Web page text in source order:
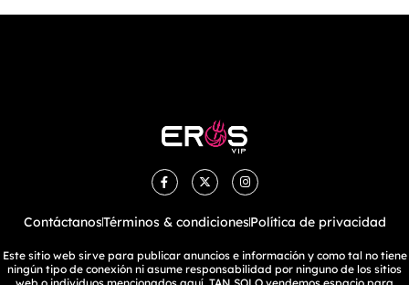
ContáctanosTérminos & condicionesPolítica de privacidad
Este sitio web sirve para publicar anuncios e información y como tal no tiene
ningún tipo de conexión ni asume responsabilidad por ninguno de los sitios